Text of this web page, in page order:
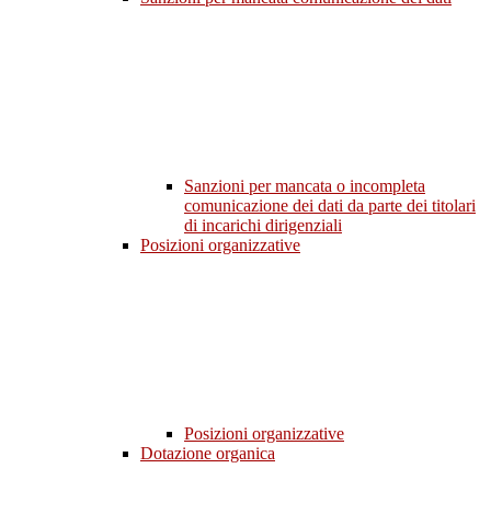
Sanzioni per mancata o incompleta
comunicazione dei dati da parte dei titolari
di incarichi dirigenziali
Posizioni organizzative
Posizioni organizzative
Dotazione organica